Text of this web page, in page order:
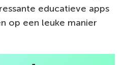
educatieve apps
op een leuke manier